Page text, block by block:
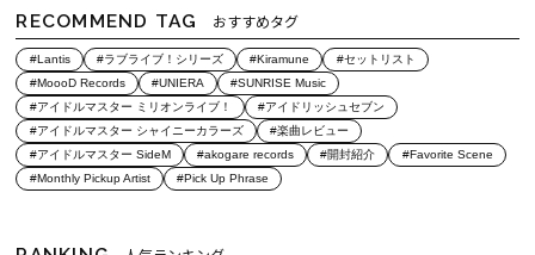
RECOMMEND TAG おすすめタグ
#Lantis #ラブライブ！シリーズ #Kiramune
#セットリスト
#MoooD Records
#UNIERA
#SUNRISE Music
#アイドルマスター ミリオンライブ！
#アイドリッシュセブン
#アイドルマスター シャイニーカラーズ
#楽曲レビュー
#アイドルマスター SideM
#akogare records #開封紹介
#Favorite Scene
#Monthly Pickup Artist
#Pick Up Phrase